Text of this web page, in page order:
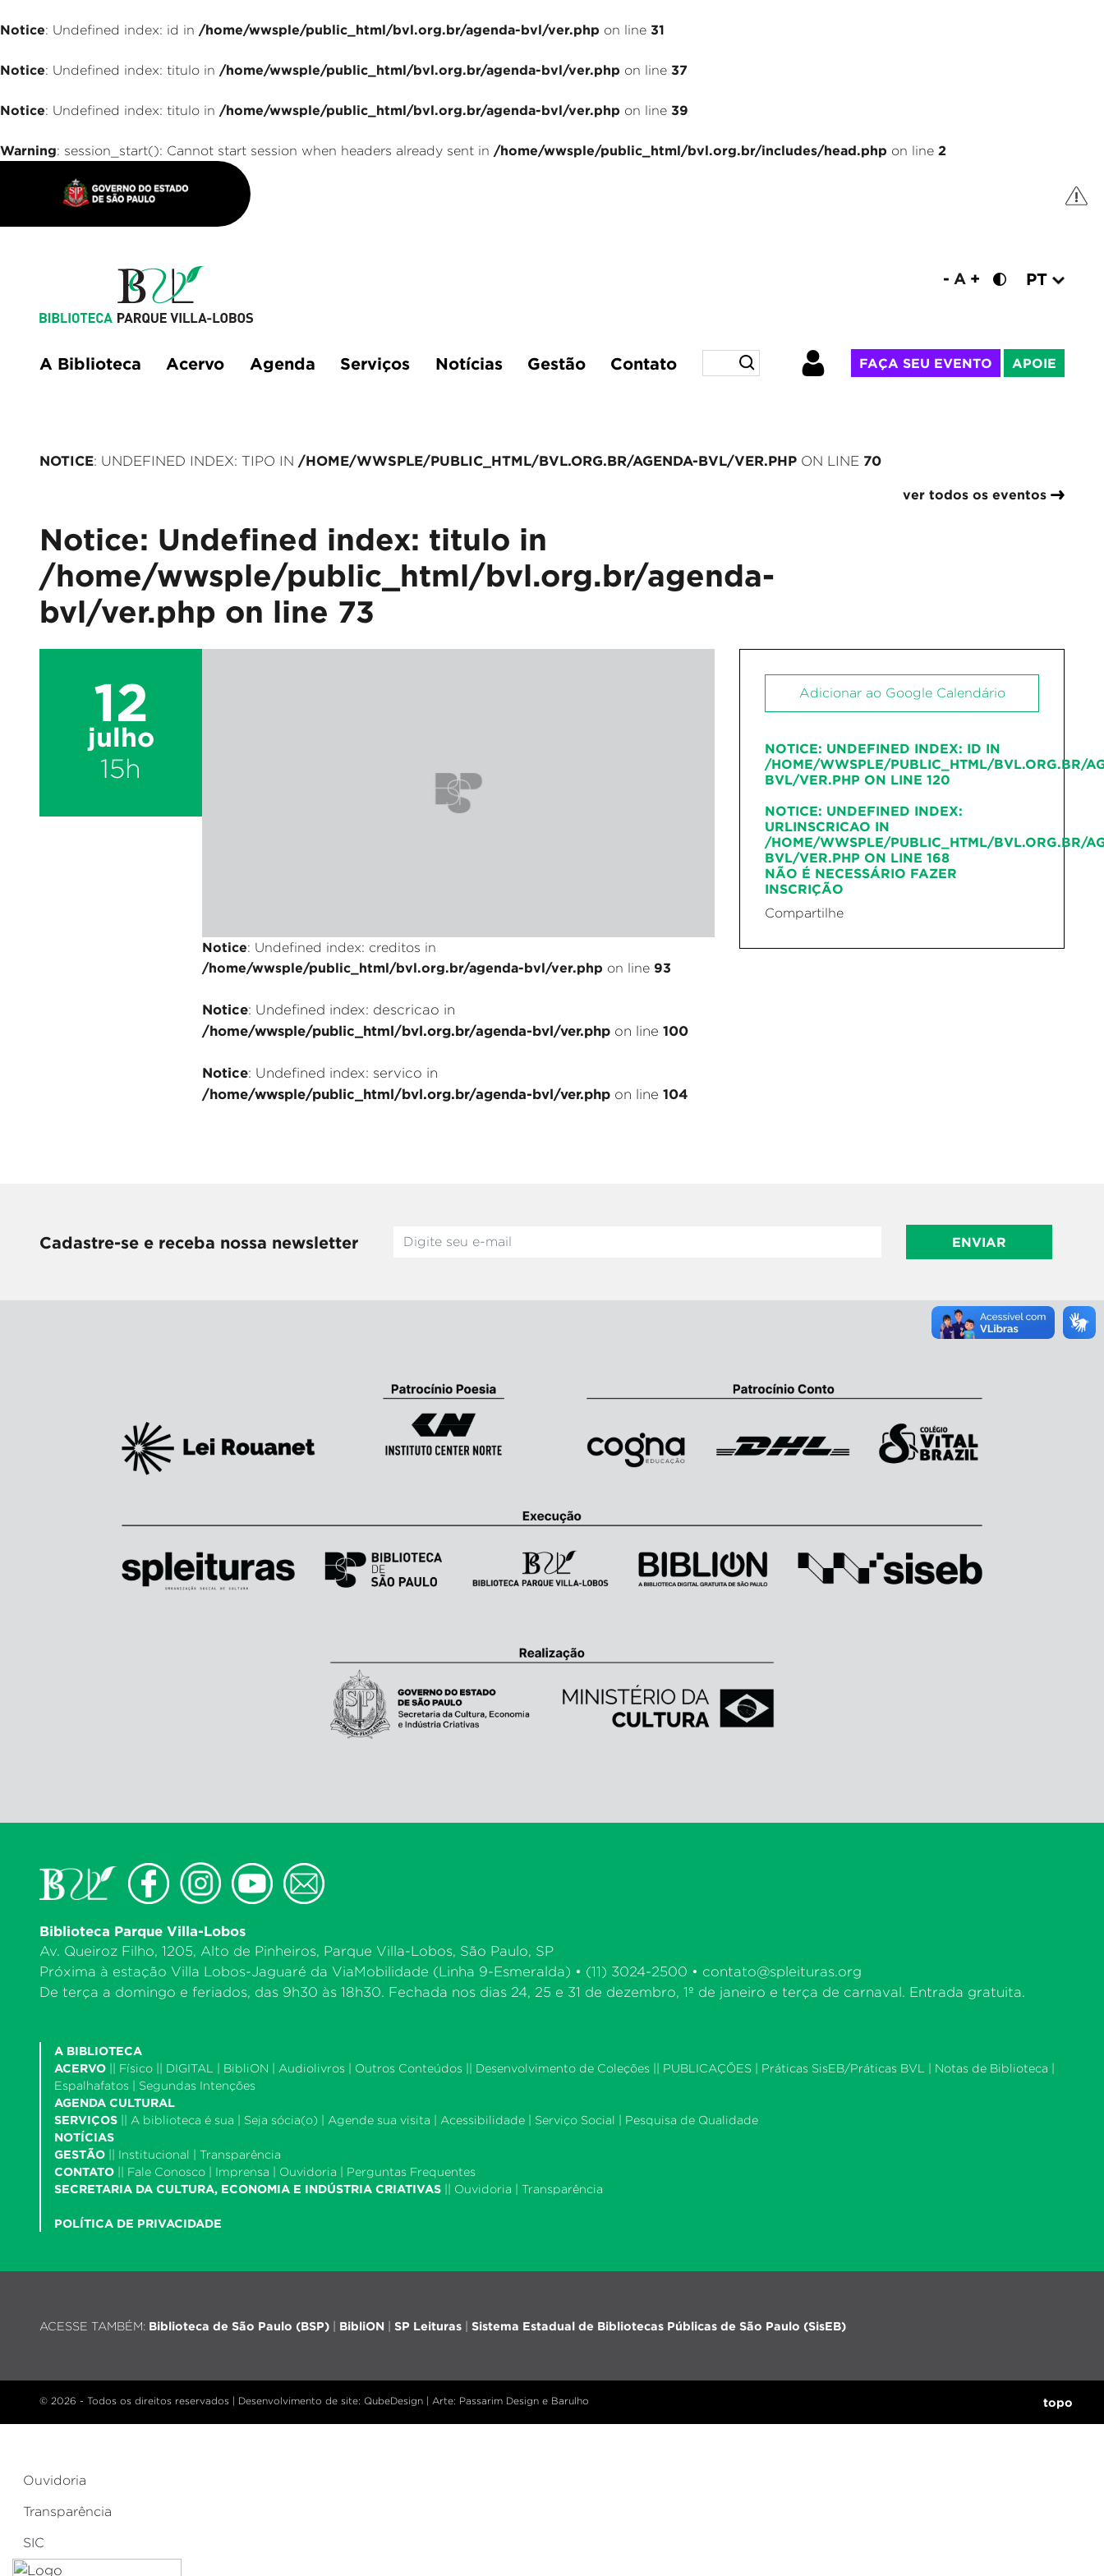
Notice: Undefined index: id in /home/wwsple/public_html/bvl.org.br/agenda-bvl/ver.php on line 31
Notice: Undefined index: titulo in /home/wwsple/public_html/bvl.org.br/agenda-bvl/ver.php on line 37
Notice: Undefined index: titulo in /home/wwsple/public_html/bvl.org.br/agenda-bvl/ver.php on line 39
Warning: session_start(): Cannot start session when headers already sent in /home/wwsple/public_html/bvl.org.br/includes/head.php on line 2
- A + PT
A Biblioteca Acervo Agenda Serviços Notícias Gestão Contato FAÇA SEU EVENTO APOIE
NOTICE: UNDEFINED INDEX: TIPO IN /HOME/WWSPLE/PUBLIC_HTML/BVL.ORG.BR/AGENDA-BVL/VER.PHP ON LINE 70
Notice: Undefined index: titulo in
/home/wwsple/public_html/bvl.org.br/agenda-
bvl/ver.php on line 73
ver todos os eventos
12
julho
15h
Notice: Undefined index: creditos in
/home/wwsple/public_html/bvl.org.br/agenda-bvl/ver.php on line 93
Notice: Undefined index: descricao in
/home/wwsple/public_html/bvl.org.br/agenda-bvl/ver.php on line 100
Notice: Undefined index: servico in
/home/wwsple/public_html/bvl.org.br/agenda-bvl/ver.php on line 104
Adicionar ao Google Calendário
NOTICE: UNDEFINED INDEX: ID IN
/HOME/WWSPLE/PUBLIC_HTML/BVL.ORG.BR/
BVL/VER.PHP ON LINE 120
NOTICE: UNDEFINED INDEX:
URLINSCRICAO IN
/HOME/WWSPLE/PUBLIC_HTML/BVL.ORG.BR/
BVL/VER.PHP ON LINE 168
NÃO É NECESSÁRIO FAZER
INSCRIÇÃO
Compartilhe
Cadastre-se e receba nossa newsletter ENVIAR
Biblioteca Parque Villa-Lobos
Av. Queiroz Filho, 1205, Alto de Pinheiros, Parque Villa-Lobos, São Paulo, SP
Próxima à estação Villa Lobos-Jaguaré da ViaMobilidade (Linha 9-Esmeralda) • (11) 3024-2500 • contato@spleituras.org
De terça a domingo e feriados, das 9h30 às 18h30. Fechada nos dias 24, 25 e 31 de dezembro, 1º de janeiro e terça de carnaval. Entrada gratuita.
A BIBLIOTECA
ACERVO
Físico || DIGITAL | BibliON Audiolivros Outros Conteúdos Desenvolvimento de Coleções || PUBLICAÇÕES | Práticas SisEB/Práticas BVL Notas de Biblioteca
Espalhafatos
Segundas Intenções
AGENDA CULTURAL
SERVIÇOS
A biblioteca é sua Seja sócia(o) Agende sua visita Acessibilidade Serviço Social
Pesquisa de Qualidade
NOTÍCIAS
GESTÃO
Institucional
Transparência
CONTATO
Fale Conosco Imprensa Ouvidoria
Perguntas Frequentes
SECRETARIA DA CULTURA, ECONOMIA E INDÚSTRIA CRIATIVAS
Ouvidoria Transparência
POLÍTICA DE PRIVACIDADE
ACESSE TAMBÉM: Biblioteca de São Paulo (BSP) BibliON SP Leituras Sistema Estadual de Bibliotecas Públicas de São Paulo (SisEB)
© 2026 - Todos os direitos reservados | Desenvolvimento de site: QubeDesign | Arte: Passarim Design e Barulho topo
Ouvidoria
Transparência
SIC